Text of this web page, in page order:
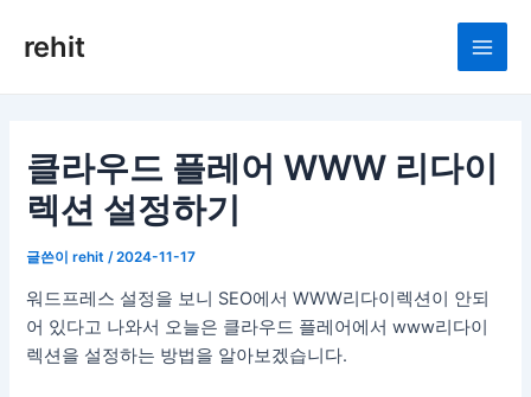
rehit
Main
클라우드 플레어 WWW 리다이
렉션 설정하기
글쓴이rehit /2024-11-17
워드프레스 설정을 보니 SEO에서 WWW리다이렉션이 안되
어 있다고 나와서 오늘은 클라우드 플레어에서 www리다이
렉션을 설정하는 방법을 알아보겠습니다.